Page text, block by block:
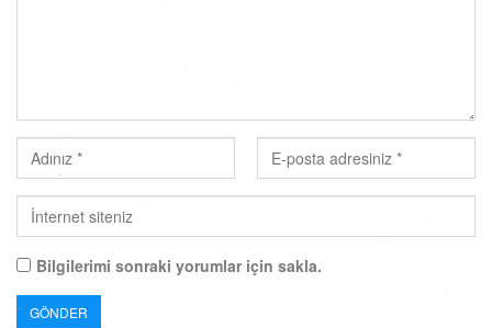
Bilgilerimi sonraki yorumlar için sakla.